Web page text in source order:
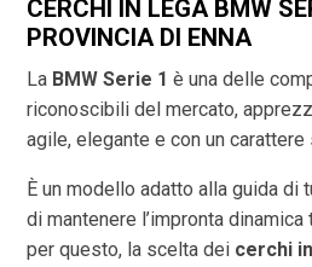
CERCHI IN LEGA BMW
PROVINCIA DI ENNA
La BMW Serie 1 è una delle
riconoscibili del mercato,
agile, elegante e con un
È un modello adatto alla guida di
di mantenere l’impronta
per questo, la scelta dei cerchi